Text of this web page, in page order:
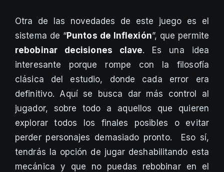
Otra de las novedades de este juego es el
sistema de “Puntos de Inflexión”, que permite
rebobinar decisiones clave. Es una idea
interesante porque rompe con la filosofía
clásica del estudio, donde cada error era
definitivo. Aquí se busca dar más control al
jugador, sobre todo a aquellos que quieren
explorar todos los finales posibles o evitar
perder personajes demasiado pronto. Eso sí,
tendrás la opción de jugar deshabilitando esta
mecánica y que no puedas rebobinar en el